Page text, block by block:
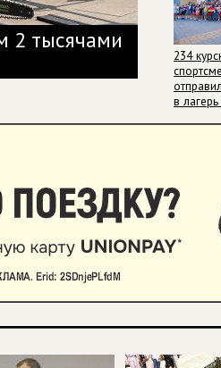
2 тысячами 9
234
в